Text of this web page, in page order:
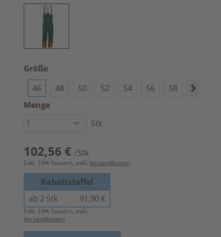
Größe
46
48 50 52 54 56 58 60
Menge
Stk
102,56 € /Stk
Exkl. 19% Steuern, exkl. Versandkosten
Rabattstaffel
ab 2 Stk
91,90 €
Exkl. 19% Steuern, exkl.
Versandkosten